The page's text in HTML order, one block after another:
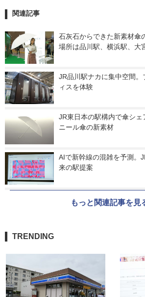
関連記事
石灰石からできた新素材傘
場所は品川駅、横浜駅、大
JR品川駅ナカに集中空間。
ィスを体験
JR東日本の駅構内で傘シ
ニール傘の新素材
AIで新幹線の混雑を予測。
来の駅提案
もっと関連記事を見
TRENDING